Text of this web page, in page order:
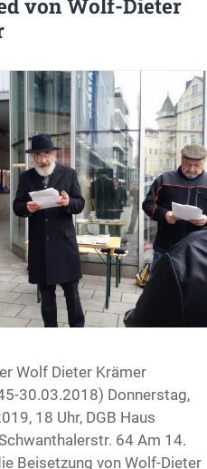
Wolf Dieter Krämer
30.03.2018) Donnerstag,
18 Uhr, DGB Haus
64 Am 14.
Beisetzung von Wolf-Dieter